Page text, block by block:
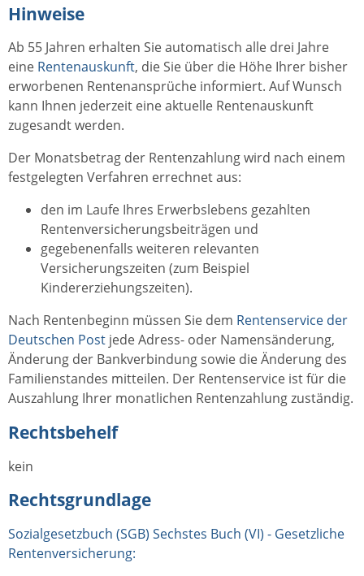
Hinweise
Ab 55 Jahren erhalten Sie automatisch alle drei Jahre
eine Rentenauskunft, die Sie über die Höhe Ihrer bisher
erworbenen Rentenansprüche informiert. Auf Wunsch
kann Ihnen jederzeit eine aktuelle Rentenauskunft
zugesandt werden.
Der Monatsbetrag der Rentenzahlung wird nach einem
festgelegten Verfahren errechnet aus:
den im Laufe Ihres Erwerbslebens gezahlten
Rentenversicherungsbeiträgen und
gegebenenfalls weiteren relevanten
Versicherungszeiten (zum Beispiel
Kindererziehungszeiten).
Nach Rentenbeginn müssen Sie dem Rentenservice der
Deutschen Post jede Adress- oder Namensänderung,
Änderung der Bankverbindung sowie die Änderung des
Familienstandes mitteilen. Der Rentenservice ist für die
Auszahlung Ihrer monatlichen Rentenzahlung zuständig.
Rechtsbehelf
kein
Rechtsgrundlage
Sozialgesetzbuch (SGB) Sechstes Buch (VI) - Gesetzliche
Rentenversicherung: